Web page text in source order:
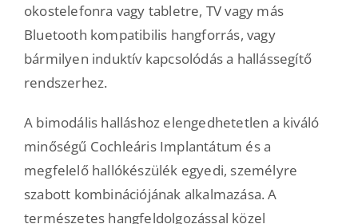
okostelefonra vagy tabletre, TV vagy más
Bluetooth kompatibilis hangforrás, vagy
bármilyen induktív kapcsolódás a hallássegítő
rendszerhez.
A bimodális halláshoz elengedhetetlen a kiváló
minőségű Cochleáris Implantátum és a
megfelelő hallókészülék egyedi, személyre
szabott kombinációjának alkalmazása. A
természetes hangfeldolgozással közel